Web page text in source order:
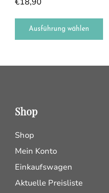
€18,90
Ausführung wählen
Shop
Shop
Mein Konto
Einkaufswagen
Aktuelle Preisliste